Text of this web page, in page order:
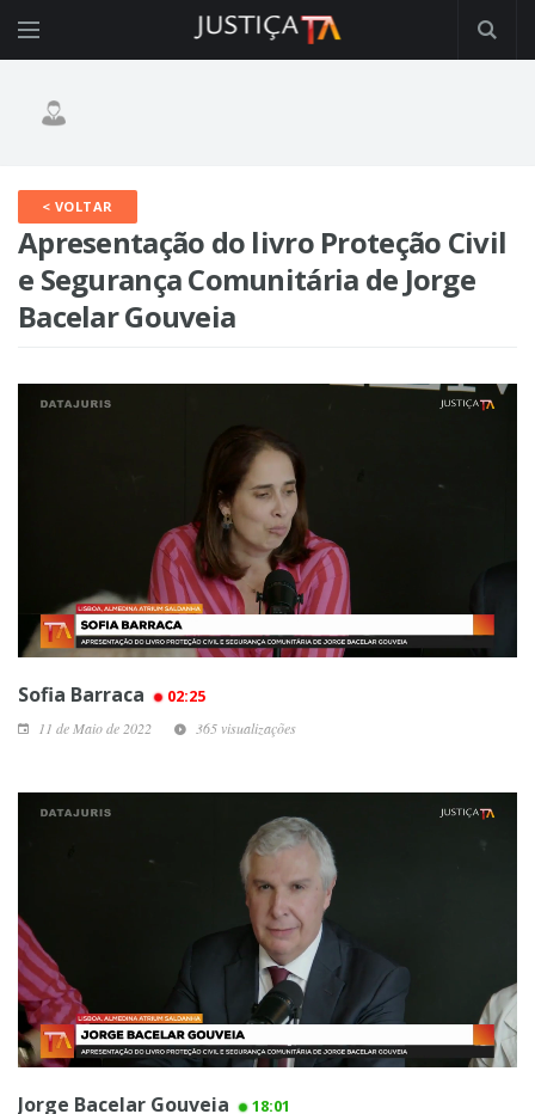
< VOLTAR
Apresentação do livro Proteção Civil
e Segurança Comunitária de Jorge
Bacelar Gouveia
Sofia Barraca 02:25
11 de Maio de 2022 365 visualizações
Jorge Bacelar Gouveia 18:01